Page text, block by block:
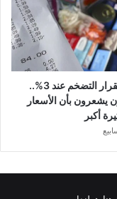
رغم استقرار التضخم عند 3%..
يشعرون بأن الأسعار
أكبر